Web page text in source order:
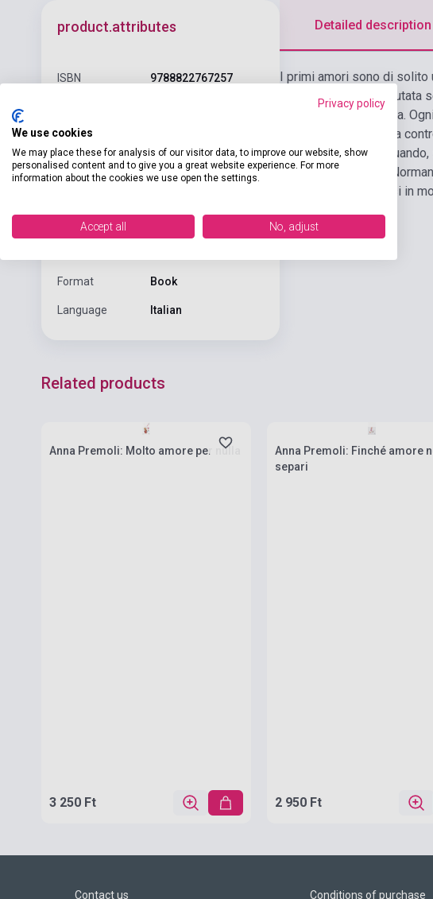
product.attributes
ISBN 9788822767257
Pages
Binding Soft cover
Date of
Format Book
Language Italian
Detailed description
I primi amori sono di solito
fratello Aidan, l’ha
lettere d’amore in rima.
– non riesce proprio a
proprio di Norman.
degli appuntamenti,
provare a comportarsi in
Related products
Anna Premoli: Molto amore per nulla
3 250 Ft
Anna Premoli: Finché amore
separi
2 950 Ft
Contact us Conditions of purchase
Privacy policy
We use cookies
We may place these for analysis of our visitor data, to improve our website, show
personalised content and to give you a great website experience. For more
information about the cookies we use open the settings.
Accept all No, adjust